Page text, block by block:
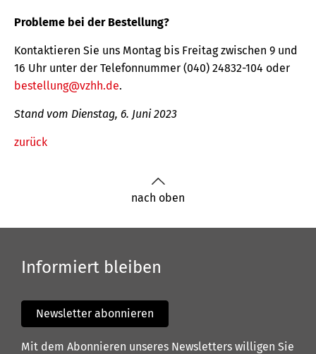
Probleme bei der Bestellung?
Kontaktieren Sie uns Montag bis Freitag zwischen 9 und
16 Uhr unter der Telefonnummer (040) 24832-104 oder
bestellung@vzhh.de.
Stand vom Dienstag, 6. Juni 2023
zurück
nach oben
Informiert bleiben
Newsletter abonnieren
Mit dem Abonnieren unseres Newsletters willigen Sie